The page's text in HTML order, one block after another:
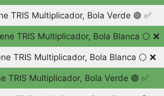
TRIS Multiplicador, Bola Verde 🟢 ✅
TRIS Multiplicador, Bola Blanca ⚪️ ❌
TRIS Multiplicador, Bola Blanca ⚪️ ❌
TRIS Multiplicador, Bola Verde 🟢 ✅